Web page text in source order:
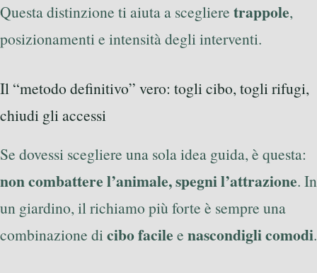
Questa distinzione ti aiuta a scegliere trappole,
posizionamenti e intensità degli interventi.
Il “metodo definitivo” vero: togli cibo, togli rifugi,
chiudi gli accessi
Se dovessi scegliere una sola idea guida, è questa:
non combattere l’animale, spegni l’attrazione. In
un giardino, il richiamo più forte è sempre una
combinazione dicibo facile e nascondigli comodi.